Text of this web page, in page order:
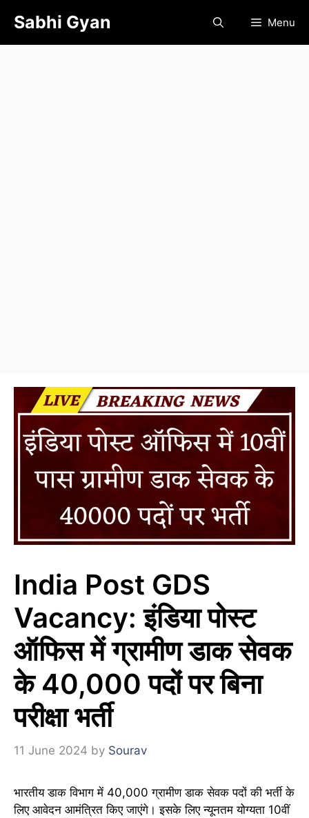
content
Sabhi Gyan Menu
India Post GDS
Vacancy: इंडिया पोस्ट
ऑफिस में ग्रामीण डाक सेवक
के 40,000 पदों पर बिना
परीक्षा भर्ती
11 June 2024 by Sourav
भारतीय डाक विभाग में 40,000 ग्रामीण डाक सेवक पदों की भर्ती के
लिए आवेदन आमंत्रित किए जाएंगे। इसके लिए न्यूनतम योग्यता 10वीं